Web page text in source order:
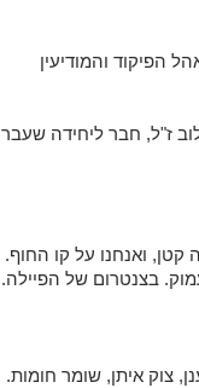
הפיקוד והמודיעין
ז"ל, חבר ליחידה שעבר
ואנחנו על קו החוף.
בצנטרום של הפיילה.
צוק איתן, שומר חומות.